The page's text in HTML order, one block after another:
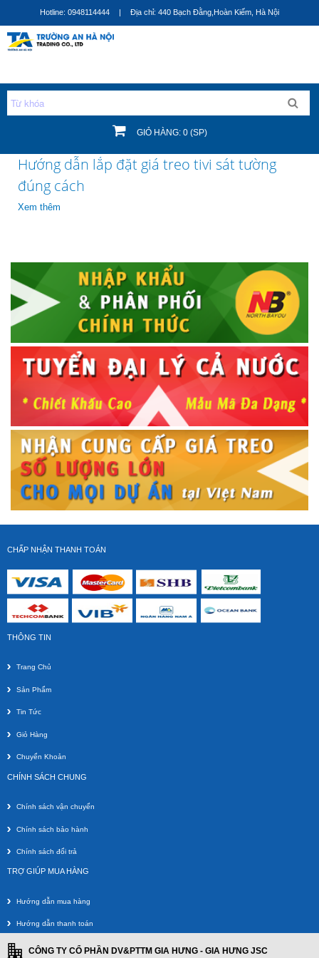
Nhảy
Hotline: 0948114444 | Địa chỉ: 440 Bạch Đằng,Hoàn Kiếm, Hà Nội
GIỎ HÀNG: 0 (SP)
Bạn đang ở đây
Hướng dẫn lắp đặt giá treo tivi sát tường
đúng cách
Xem thêm
CHẤP NHẬN THANH TOÁN
THÔNG TIN
Trang Chủ
Sản Phẩm
Tin Tức
Giỏ Hàng
Chuyển Khoản
CHÍNH SÁCH CHUNG
Chính sách vận chuyển
Chính sách bảo hành
Chính sách đổi trả
TRỢ GIÚP MUA HÀNG
Hướng dẫn mua hàng
Hướng dẫn thanh toán
CÔNG TY CỔ PHẦN DV&PTTM GIA HƯNG - GIA HƯNG JSC